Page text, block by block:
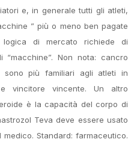
e, in generale tutti gli atleti,
” più o meno ben pagate
di mercato richiede di
Non nota: cancro
sono più familiari agli atleti in
vincitore vincente. Un altro
è la capacità del corpo di
Teva deve essere usato
Standard: farmaceutico.